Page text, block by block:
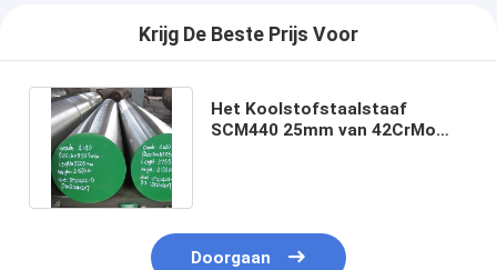
Krijg De Beste Prijs Voor
Het Koolstofstaalstaaf
SCM440 25mm van 42CrMo
Doorgaan